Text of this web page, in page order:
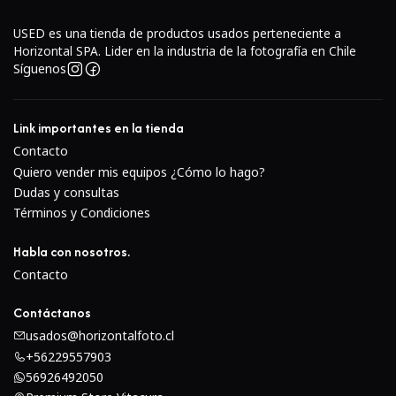
tarjetas de memoria duales.Sensor BSI de cuadro
completo y procesador BIONZ X
Con un diseño retroiluminado, el sensor Exmor R CMOS
de fotograma completo de 24,2 megapíxeles funciona con
el procesador de imagen BIONZ X para ofrecer imágenes
USED es una tienda de productos usados perteneciente a
Horizontal SPA. Lider en la industria de la fotografía en Chile
Síguenos
Link importantes en la tienda
Contacto
Quiero vender mis equipos ¿Cómo lo hago?
Dudas y consultas
Términos y Condiciones
Habla con nosotros.
Contacto
Contáctanos
usados@horizontalfoto.cl
+56229557903
56926492050